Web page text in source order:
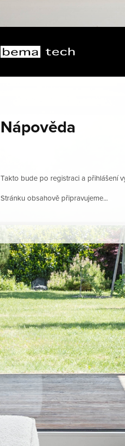
Nápověda
Takto bude po registraci a přihlášení
Stránku obsahově připravujeme...